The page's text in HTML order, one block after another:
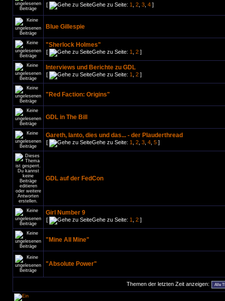
[ Gehe zu Seite: 1 2 3 4 ]
Blue Gillespie
"Sherlock Holmes"
[ Gehe zu Seite: 1 2 ]
Interviews und Berichte zu GDL
[ Gehe zu Seite: 1 2 ]
"Red Faction: Origins"
GDL in The Bill
Gareth, Ianto, dies und das... - der Plauderthread
[ Gehe zu Seite: 1 2 3 4 5 ]
GDL auf der FedCon
Girl Number 9
[ Gehe zu Seite: 1 2 ]
"Mine All Mine"
"Absolute Power"
Themen der letzten Zeit anzeigen: